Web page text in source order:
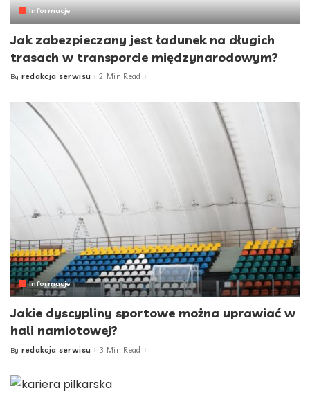
Informacje
Jak zabezpieczany jest ładunek na długich
trasach w transporcie międzynarodowym?
Posted
By redakcja serwisu 2 Min Read
Informacje
Jakie dyscypliny sportowe można uprawiać w
hali namiotowej?
Posted
By redakcja serwisu 3 Min Read